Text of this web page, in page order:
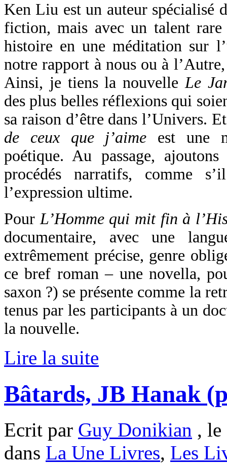
Ken Liu est un auteur spécialisé
fiction, mais avec un talent
histoire en une méditation sur
notre rapport à nous ou à
Ainsi, je tiens la nouvelleLe
des plus belles réflexions qui
sa raison d’être dans l’Univers.
de ceux que j’aime est une
poétique. Au passage,
procédés narratifs, comme
l’expression ultime.
PourL’Homme qui mit fin à
documentaire, avec une
extrêmement précise, genre
ce bref roman – une novella,
saxon ?) se présente comme la
tenus par les participants à un
la nouvelle.
Lire la suite
Bâtards, JB Hanak
Ecrit par Guy Donikian ,
dans La Une Livres, Les